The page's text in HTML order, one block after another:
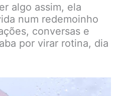
algo assim, ela
num redemoinho
conversas e
por virar rotina, dia